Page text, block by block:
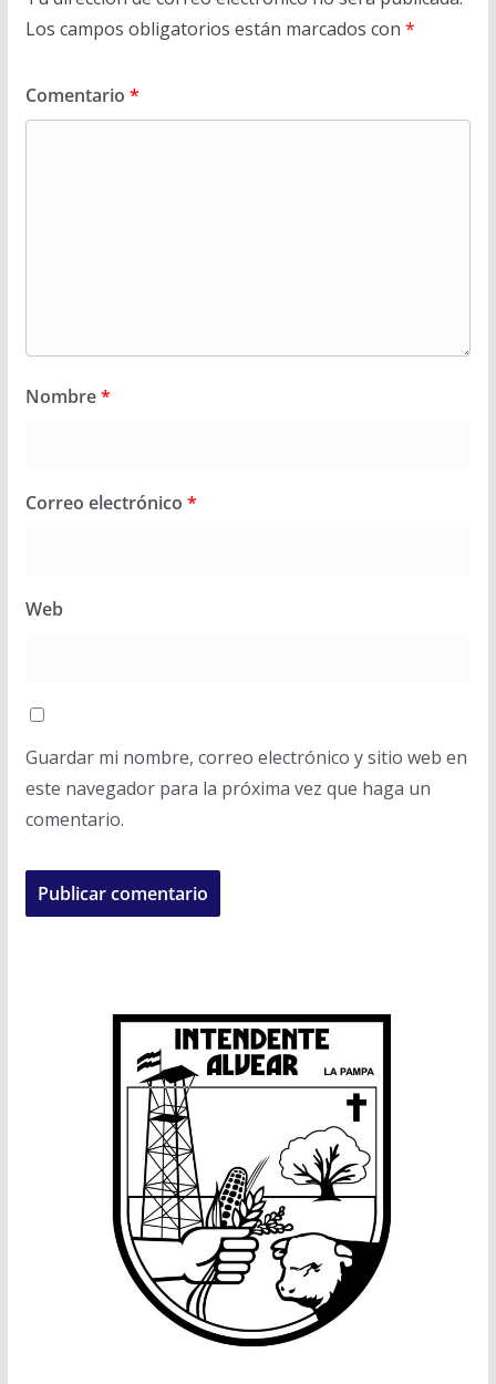
Los campos obligatorios están marcados con *
Comentario *
Nombre*
Correo electrónico *
Web
Guardar mi nombre, correo electrónico y sitio web en
este navegador para la próxima vez que haga un
comentario.